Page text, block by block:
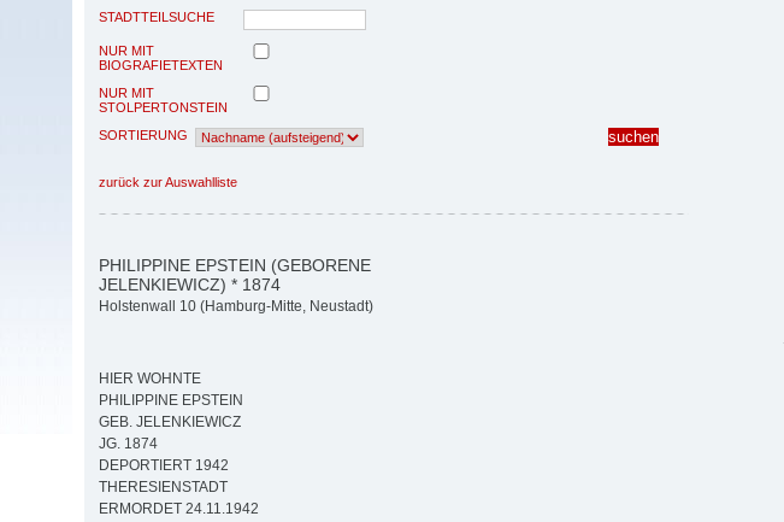
STADTTEILSUCHE
NUR MIT
BIOGRAFIETEXTEN
NUR MIT
STOLPERTONSTEIN
SORTIERUNG
zurück zur Auswahlliste
PHILIPPINE EPSTEIN (GEBORENE
JELENKIEWICZ) * 1874
Holstenwall 10 (Hamburg-Mitte, Neustadt)
HIER WOHNTE
PHILIPPINE EPSTEIN
GEB. JELENKIEWICZ
JG. 1874
DEPORTIERT 1942
THERESIENSTADT
ERMORDET 24.11.1942